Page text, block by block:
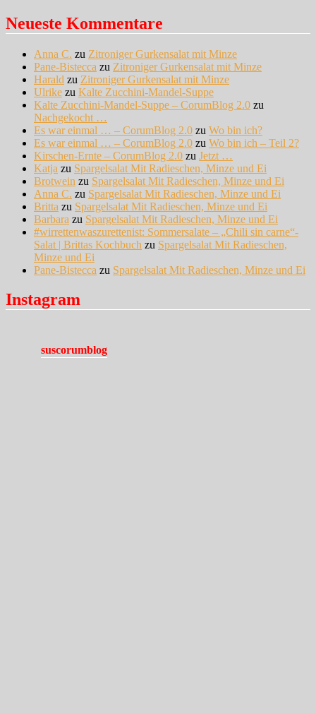
Neueste Kommentare
Anna C. zu Zitroniger Gurkensalat mit Minze
Pane-Bistecca zu Zitroniger Gurkensalat mit Minze
Harald zu Zitroniger Gurkensalat mit Minze
Ulrike zu Kalte Zucchini-Mandel-Suppe
Kalte Zucchini-Mandel-Suppe – CorumBlog 2.0 zu
Nachgekocht …
Es war einmal … – CorumBlog 2.0 zu Wo bin ich?
Es war einmal … – CorumBlog 2.0 zu Wo bin ich – Teil 2?
Kirschen-Ernte – CorumBlog 2.0 zu Jetzt …
Katja zu Spargelsalat Mit Radieschen, Minze und Ei
Brotwein zu Spargelsalat Mit Radieschen, Minze und Ei
Anna C. zu Spargelsalat Mit Radieschen, Minze und Ei
Britta zu Spargelsalat Mit Radieschen, Minze und Ei
Barbara zu Spargelsalat Mit Radieschen, Minze und Ei
#wirrettenwaszurettenist: Sommersalate – „Chili sin carne“-
Salat | Brittas Kochbuch zu Spargelsalat Mit Radieschen,
Minze und Ei
Pane-Bistecca zu Spargelsalat Mit Radieschen, Minze und Ei
Instagram
suscorumblog